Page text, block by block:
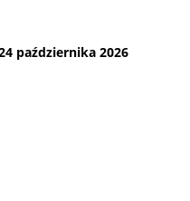
października 2026